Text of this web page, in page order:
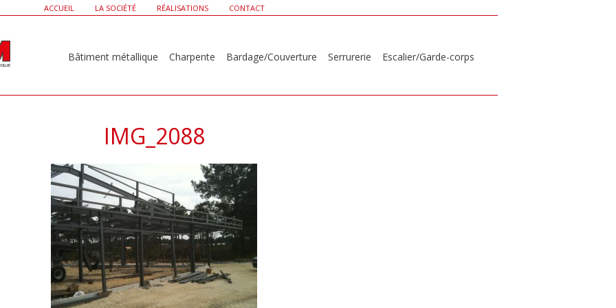
ACCUEIL LA SOCIÉTÉ RÉALISATIONS CONTACT
Bâtiment métallique Charpente Bardage/Couverture Serrurerie Escalier/Garde-corps
IMG_2088